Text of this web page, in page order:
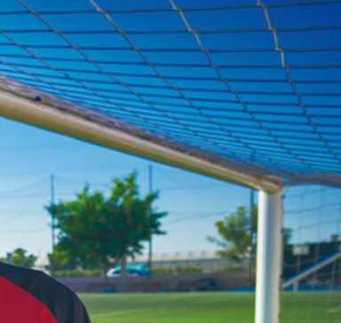
سایت
رسمی
لوآنوی
در
ایران
خوش
آمدید
/
luanvi